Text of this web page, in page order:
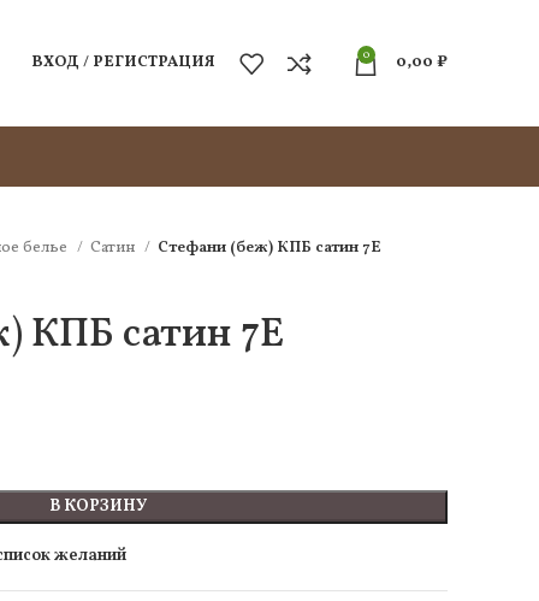
ВХОД / РЕГИСТРАЦИЯ 0 0,00 ₽
белье Сатин Стефани (беж) КПБ сатин 7Е
КПБ сатин 7Е
В КОРЗИНУ
желаний